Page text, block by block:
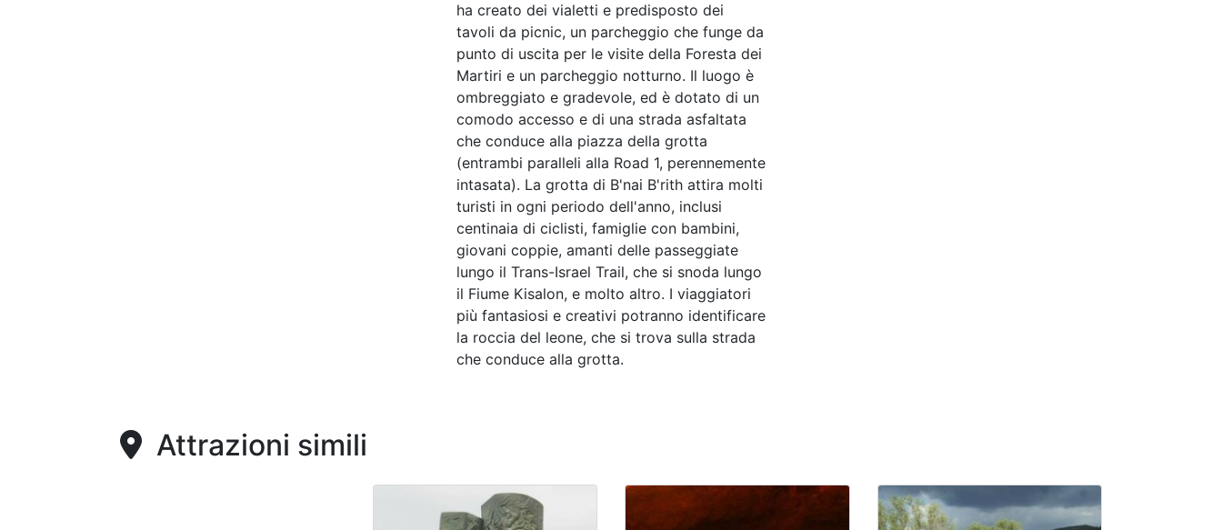
ha creato dei vialetti e predisposto dei
tavoli da picnic, un parcheggio che funge da
punto di uscita per le visite della Foresta dei
Martiri e un parcheggio notturno. Il luogo è
ombreggiato e gradevole, ed è dotato di un
comodo accesso e di una strada asfaltata
che conduce alla piazza della grotta
(entrambi paralleli alla Road 1, perennemente
intasata). La grotta di B'nai B'rith attira molti
turisti in ogni periodo dell'anno, inclusi
centinaia di ciclisti, famiglie con bambini,
giovani coppie, amanti delle passeggiate
lungo il Trans-Israel Trail, che si snoda lungo
il Fiume Kisalon, e molto altro. I viaggiatori
più fantasiosi e creativi potranno identificare
la roccia del leone, che si trova sulla strada
che conduce alla grotta.
Attrazioni simili